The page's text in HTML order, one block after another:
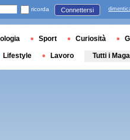
ricorda Connettersi
Sport Curiosità
Lifestyle Lavoro Tutti i